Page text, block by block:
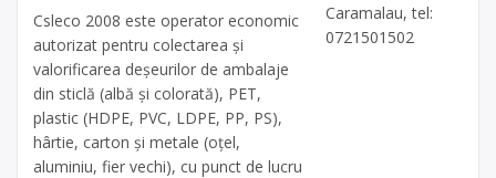
Csleco 2008 este operator economic
autorizat pentru colectarea și
valorificarea deșeurilor de ambalaje
din sticlă (albă și colorată), PET,
plastic (HDPE, PVC, LDPE, PP, PS),
hârtie, carton și metale (oțel,
aluminiu, fier vechi), cu punct de lucru
Caramalau, tel:
0721501502